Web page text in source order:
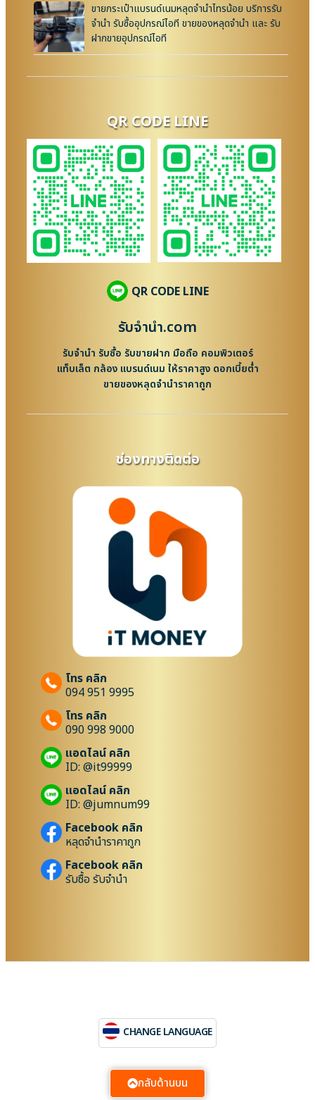
ขายกระเป๋าแบรนด์เนมหลุดจำนำไทรน้อย บริการรับ
จำนำ รับซื้ออุปกรณ์ไอที ขายของหลุดจำนำ และ รับ
ฝากขายอุปกรณ์ไอที
QR CODE LINE
QR CODE LINE
รับจํานํา.com
รับจำนำ รับซื้อ รับขายฝาก มือถือ คอมพิวเตอร์
แท็บเล็ต กล้อง แบรนด์เนม ให้ราคาสูง ดอกเบี้ยต่ำ
ขายของหลุดจำนำราคาถูก
ช่องทางติดต่อ
โทร คลิก
094 951 9995
โทร คลิก
090 998 9000
แอดไลน์ คลิก
ID: @it99999
แอดไลน์ คลิก
ID: @jumnum99
Facebook คลิก
หลุดจำนำราคาถูก
Facebook คลิก
รับซื้อ รับจำนำ
CHANGE LANGUAGE
กลับด้านบน